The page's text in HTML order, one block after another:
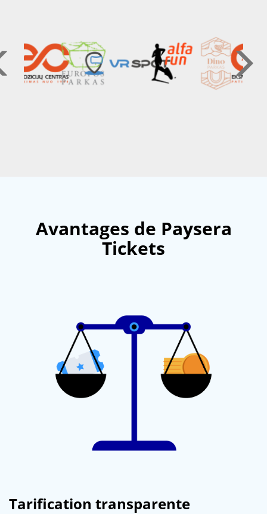
Avantages de Paysera
Tickets
Tarification transparente